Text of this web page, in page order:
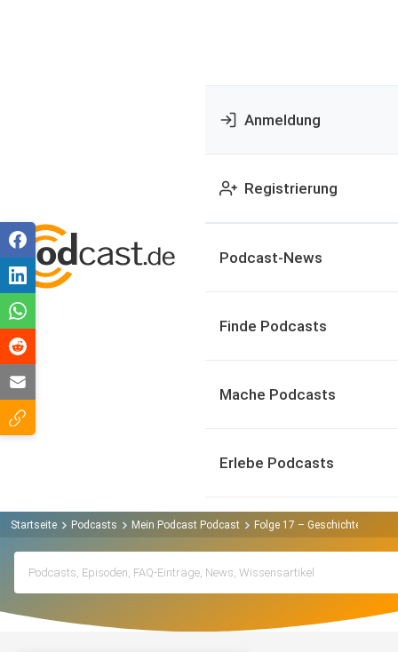
Anmeldung
Registrierung
Podcast-News
Finde Podcasts
Mache Podcasts
Erlebe Podcasts
Startseite Podcasts Mein Podcast Podcast Folge 17 – Geschichten aus